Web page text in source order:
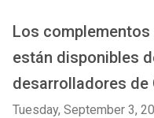
Los
están disponibles
desarrolladores de
Tuesday, September 3,